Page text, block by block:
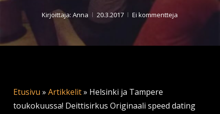
Kirjoittaja: Anna 20.3.2017 Ei kommentteja
Etusivu » Artikkelit» Helsinki ja Tampere
toukokuussa! Deittisirkus Originaali speed dating